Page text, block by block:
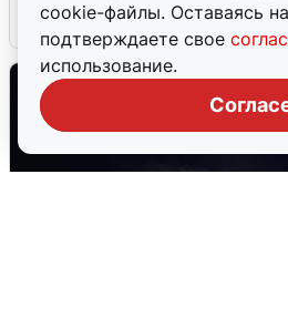
cookie-файлы. Оставаясь
подтверждаете свое
использование.
6 августа 0